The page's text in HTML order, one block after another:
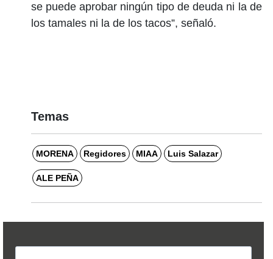
se puede aprobar ningún tipo de deuda ni la de
los tamales ni la de los tacos”, señaló.
Temas
MORENA Regidores MIAA Luis Salazar
ALE PEÑA